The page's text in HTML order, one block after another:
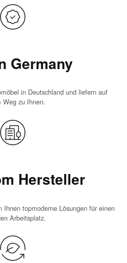
Germany
in Deutschland und liefern auf
Weg zu Ihnen.
Hersteller
Ihnen topmoderne Lösungen für einen
Arbeitsplatz.